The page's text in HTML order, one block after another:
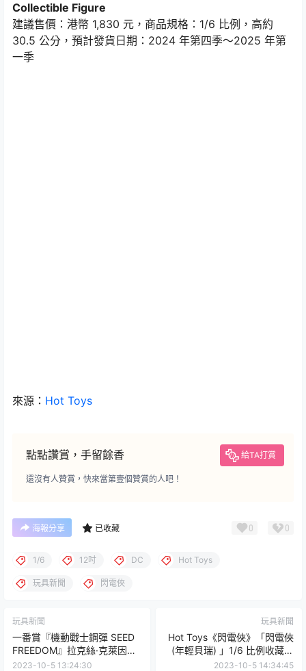
Collectible Figure
建議售價：港幣 1,830 元，商品規格：1/6 比例，高約
30.5 公分，預計發貨日期：2024 年第四季～2025 年第
一季
來源： Hot Toys
點點讚賞，手留餘香 給TA打賞
還沒有人贊賞，快來當第壹個贊賞的人吧！
海報分享 已收藏 0 0
1/6 12吋 DC Hot Toys
玩具新聞 閃電俠
玩具新聞
一番賞『機動戰士鋼彈 SEED
FREEDOM』拉克絲·克萊因模
型、新繪製的視覺立牌 1月開
2023-10-5 13:24:30
玩具新聞
Hot Toys《閃電俠》「閃電俠
(年輕貝瑞) 」1/6 比例收藏級
人偶 豪華版 脫盔頭雕追加！
2023-10-5 14:34:45